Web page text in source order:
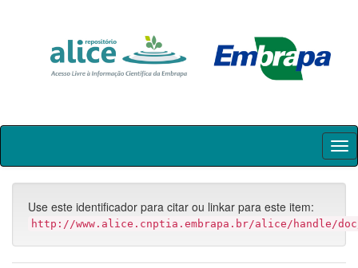
Skip
Use este identificador para citar ou linkar para este item:
http://www.alice.cnptia.embrapa.br/alice/handle/